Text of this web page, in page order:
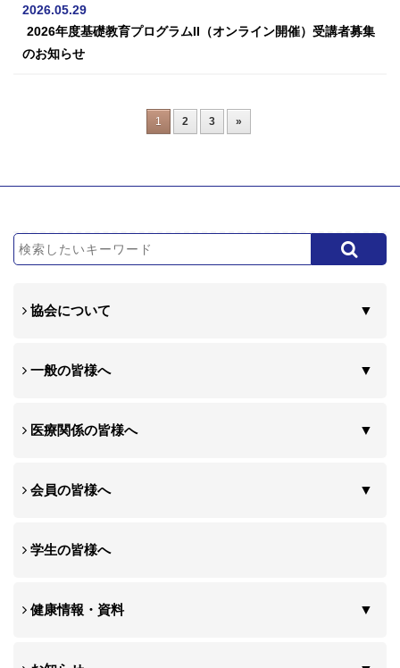
2026.05.29
2026年度基礎教育プログラムII（オンライン開催）受講者募集
のお知らせ
1 2 3 »
協会について
一般の皆様へ
医療関係の皆様へ
会員の皆様へ
学生の皆様へ
健康情報・資料